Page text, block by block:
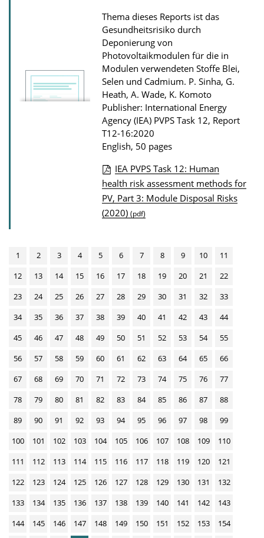
n
D
o
w
n
l
o
a
s
Thema dieses Reports ist das
Gesundheitsrisiko durch
Deponierung von
Photovoltaikmodulen für die in
Modulen verwendeten Stoffe Blei,
Selen und Cadmium. P. Sinha, G.
Heath, A. Wade, K. Komoto
Publisher: International Energy
Agency (IEA) PVPS Task 12, Report
T12-16:2020
English, 50 pages
P
u
b
a
t
i
D
o
w
o
a
d
IEA PVPS Task 12: Human
health risk assessment methods for
PV, Part 3: Module Disposal Risks
(2020) (pdf)
1 2 3 4 5 6 7 8 9 10
11
12
13 14 15 16 17 18 19 20 21
22
23
24 25 26 27 28 29 30 31 32
33
34
35 36 37 38 39 40 41 42 43
44
45
46 47 48 49 50 51 52 53 54
55
56
57 58 59 60 61 62 63 64 65
66
67
68 69 70 71 72 73 74 75 76
77
78
79 80 81 82 83 84 85 86 87
88
89
90 91 92 93 94 95 96 97 98
99
100
101 102 103 104 105 106 107 108 109
110
111
112 113 114 115 116 117 118 119 120
121
122
123 124 125 126 127 128 129 130 131
132
133
134 135 136 137 138 139 140 141 142
143
144
145 146 147 148 149 150 151 152 153
154